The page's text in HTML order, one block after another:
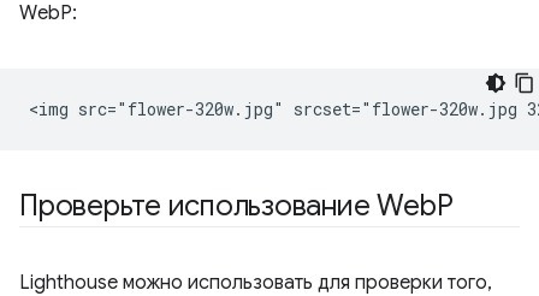
WebP:
Проверьте использование WebP
Lighthouse можно использовать для проверки того,